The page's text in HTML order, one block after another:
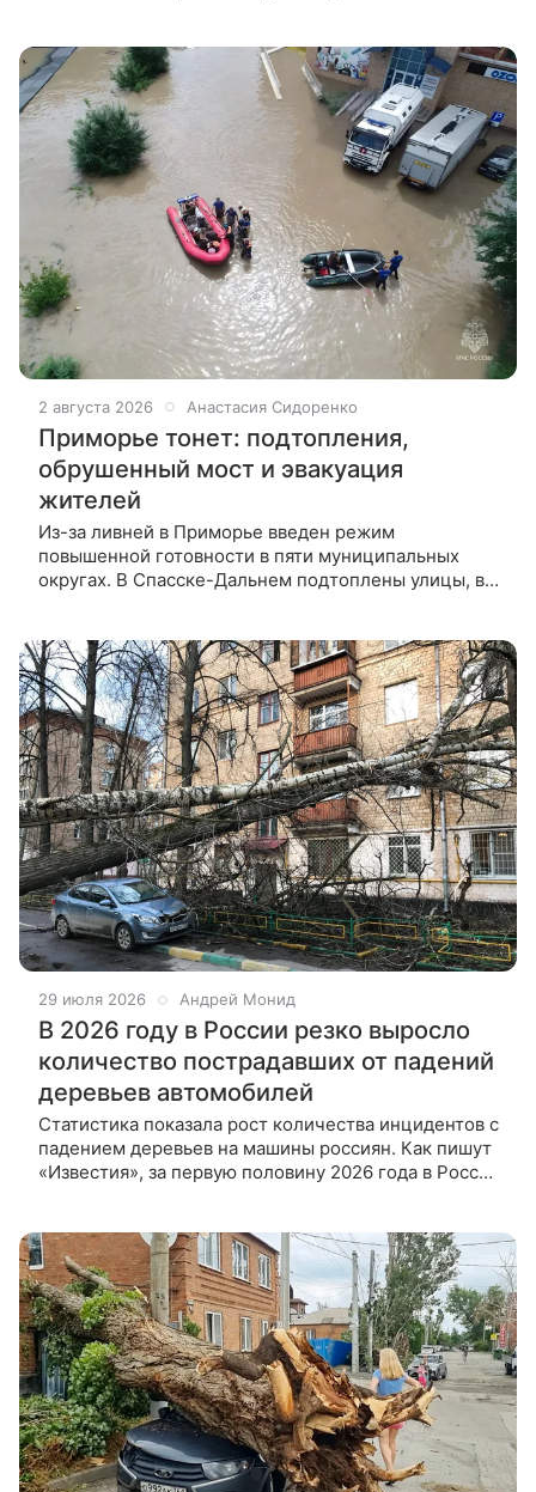
2 августа 2026 Анастасия Сидоренко
Приморье тонет: подтопления,
обрушенный мост и эвакуация
жителей
Из-за ливней в Приморье введен режим
повышенной готовности в пяти муниципальных
округах. В Спасске-Дальнем подтоплены улицы, в
29 июля 2026 Андрей Монид
В 2026 году в России резко выросло
количество пострадавших от падений
деревьев автомобилей
Статистика показала рост количества инцидентов с
падением деревьев на машины россиян. Как пишут
«Известия», за первую половину 2026 года в России